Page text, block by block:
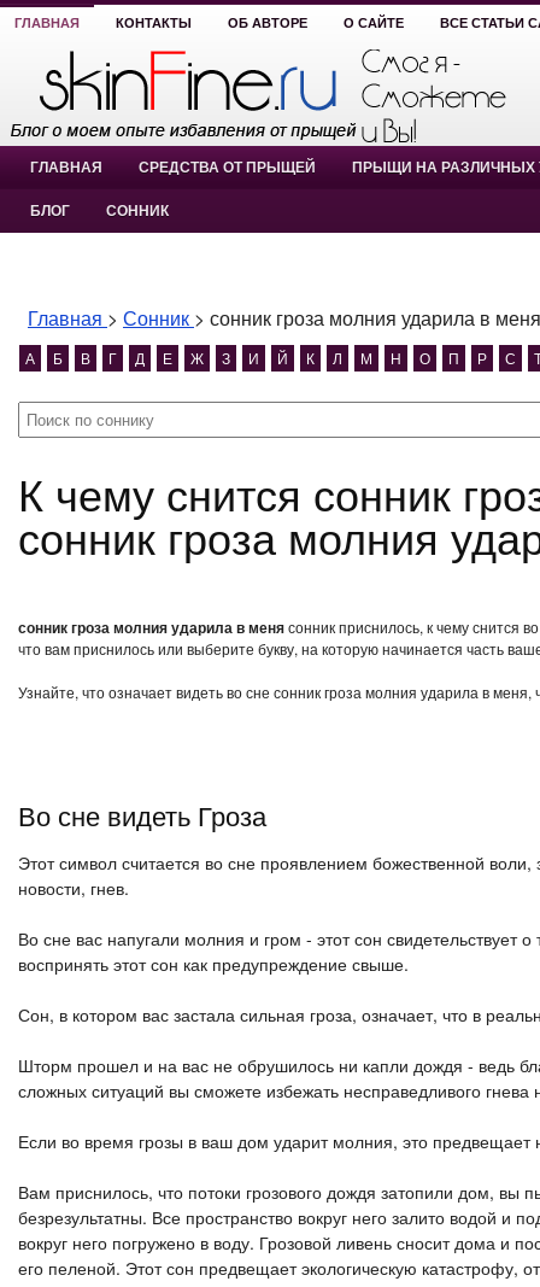
ГЛАВНАЯ КОНТАКТЫ ОБ АВТОРЕ О САЙТЕ ВСЕ СТАТЬИ
ГЛАВНАЯ СРЕДСТВА ОТ ПРЫЩЕЙ ПРЫЩИ НА РАЗЛИЧНЫХ
БЛОГ СОННИК
Главная > Сонник > сонник гроза молния ударила в меня
А Б В Г Д Е Ж З И Й К Л М Н О П Р С
К чему снится сонник гроза молния ударила в меня?
сонник гроза молния
сонник гроза молния ударила в менясонник приснилось, к чему снится
что вам приснилось или выберите букву, на которую начинается часть
Узнайте, что означает видеть во сне сонник гроза молния ударила в
Во сне видеть Гроза
Этот символ считается во сне проявлением божественной
новости, гнев.
Во сне вас напугали молния и гром - этот сон
воспринять этот сон как предупреждение свыше.
Сон, в котором вас застала сильная гроза, означает, что в
Шторм прошел и на вас не обрушилось ни капли дождя - ведь
сложных ситуаций вы сможете избежать несправедливого гнева
Если во время грозы в ваш дом ударит молния, это предвещает
Вам приснилось, что потоки грозового дождя затопили дом, вы
безрезультатны. Все пространство вокруг него залито водой
вокруг него погружено в воду. Грозовой ливень сносит дома и
его пеленой. Этот сон предвещает экологическую катастрофу,